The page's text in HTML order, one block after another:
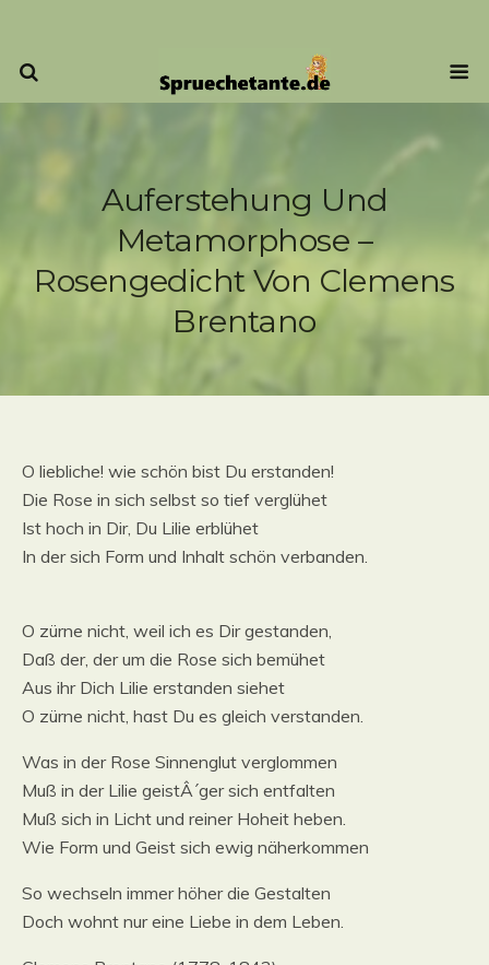
Auferstehung Und
Metamorphose –
Rosengedicht Von Clemens
Brentano
O liebliche! wie schön bist Du erstanden!
Die Rose in sich selbst so tief verglühet
Ist hoch in Dir, Du Lilie erblühet
In der sich Form und Inhalt schön verbanden.
O zürne nicht, weil ich es Dir gestanden,
Daß der, der um die Rose sich bemühet
Aus ihr Dich Lilie erstanden siehet
O zürne nicht, hast Du es gleich verstanden.
Was in der Rose Sinnenglut verglommen
Muß in der Lilie geistÂ´ger sich entfalten
Muß sich in Licht und reiner Hoheit heben.
Wie Form und Geist sich ewig näherkommen
So wechseln immer höher die Gestalten
Doch wohnt nur eine Liebe in dem Leben.